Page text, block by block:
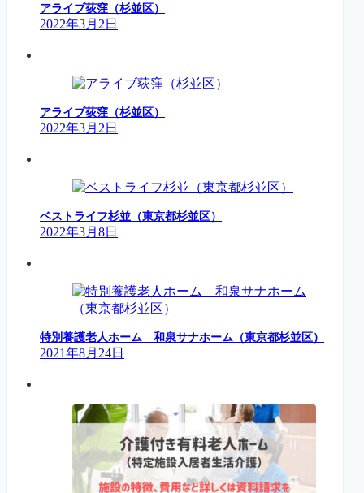
アライブ荻窪（杉並区）
2022年3月2日
アライブ荻窪（杉並区）
2022年3月2日
ベストライフ杉並（東京都杉並区）
2022年3月8日
特別養護老人ホーム 和泉サナホーム（東京都杉並区）
2021年8月24日